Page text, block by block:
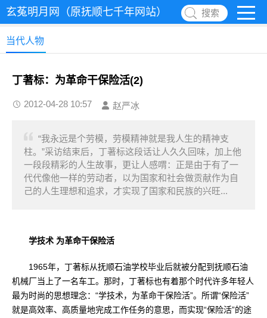
玄菟明月网（原抚顺七千年网站） 搜索
当代人物
丁著标：为革命干保险活(2)
2012-04-28 10:57 赵严冰
“我永远是个劳模，劳模精神就是我人生的精神支
柱。”采访结束后，丁著标这段话让人久久回味，加上他
一段段精彩的人生故事，更让人感喟：正是由于有了一
代代像他一样的劳动者，以为国家和社会做贡献作为自
己的人生理想和追求，才实现了国家和民族的兴旺...
学技术 为革命干保险活
1965年，丁著标从抚顺石油学校毕业后就被分配到抚顺石油
机械厂当上了一名车工。那时，丁著标也有着那个时代许多年轻人
最为时尚的思想理念：“学技术，为革命干保险活”。所谓“保险活”
就是高效率、高质量地完成工作任务的意思，而实现“保险活”的途